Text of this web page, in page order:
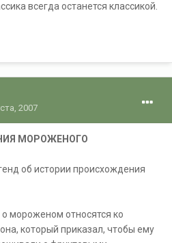
всегда останется классикой.
2007
МОРОЖЕНОГО
об истории происхождения
мороженом относятся ко
который приказал, чтобы ему